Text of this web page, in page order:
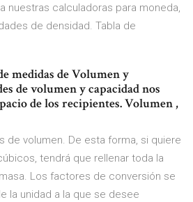
nuestras calculadoras para moneda,
de densidad. Tabla de
medidas de Volumen y
de volumen y capacidad nos
de los recipientes. Volumen ,
de volumen. De esta forma, si quiere
tendrá que rellenar toda la
Los factores de conversión se
la unidad a la que se desee